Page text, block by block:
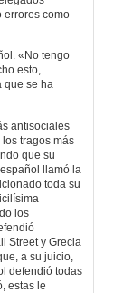
errores como
«No tengo
esto,
que se ha
antisociales
tragos más
que su
llamó la
toda su
los
Street y Grecia
a su juicio,
defendió todas
estas le